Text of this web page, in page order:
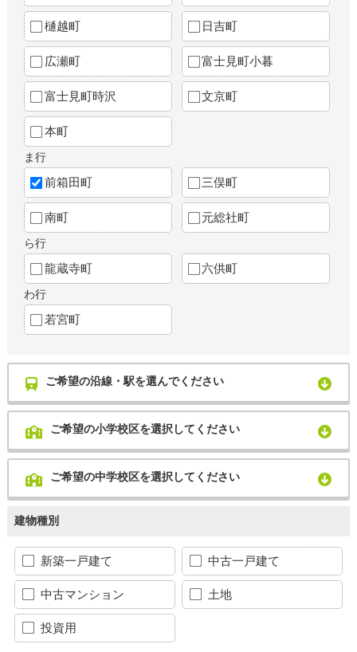
樋越町 日吉町
広瀬町 富士見町小暮
富士見町時沢 文京町
本町
ま行
前箱田町 三俣町
南町 元総社町
ら行
龍蔵寺町 六供町
わ行
若宮町
ご希望の沿線・駅を選んでください
ご希望の小学校区を選択してください
ご希望の中学校区を選択してください
建物種別
新築一戸建て 中古一戸建て
中古マンション 土地
投資用